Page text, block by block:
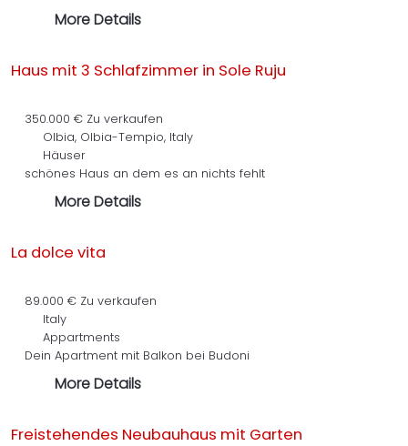
More Details
Haus mit 3 Schlafzimmer in Sole Ruju
350.000 € Zu verkaufen
Olbia, Olbia-Tempio, Italy
Häuser
schönes Haus an dem es an nichts fehlt
More Details
La dolce vita
89.000 € Zu verkaufen
Italy
Appartments
Dein Apartment mit Balkon bei Budoni
More Details
Freistehendes Neubauhaus mit Garten